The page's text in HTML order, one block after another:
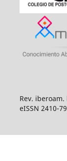
Rev.
eISSN 2410-